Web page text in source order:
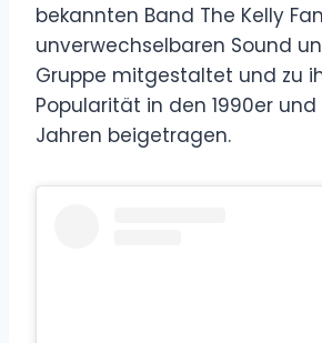
bekannten Band The Kelly
unverwechselbaren Sound
Gruppe mitgestaltet und zu
Popularität in den 1990er
Jahren beigetragen.